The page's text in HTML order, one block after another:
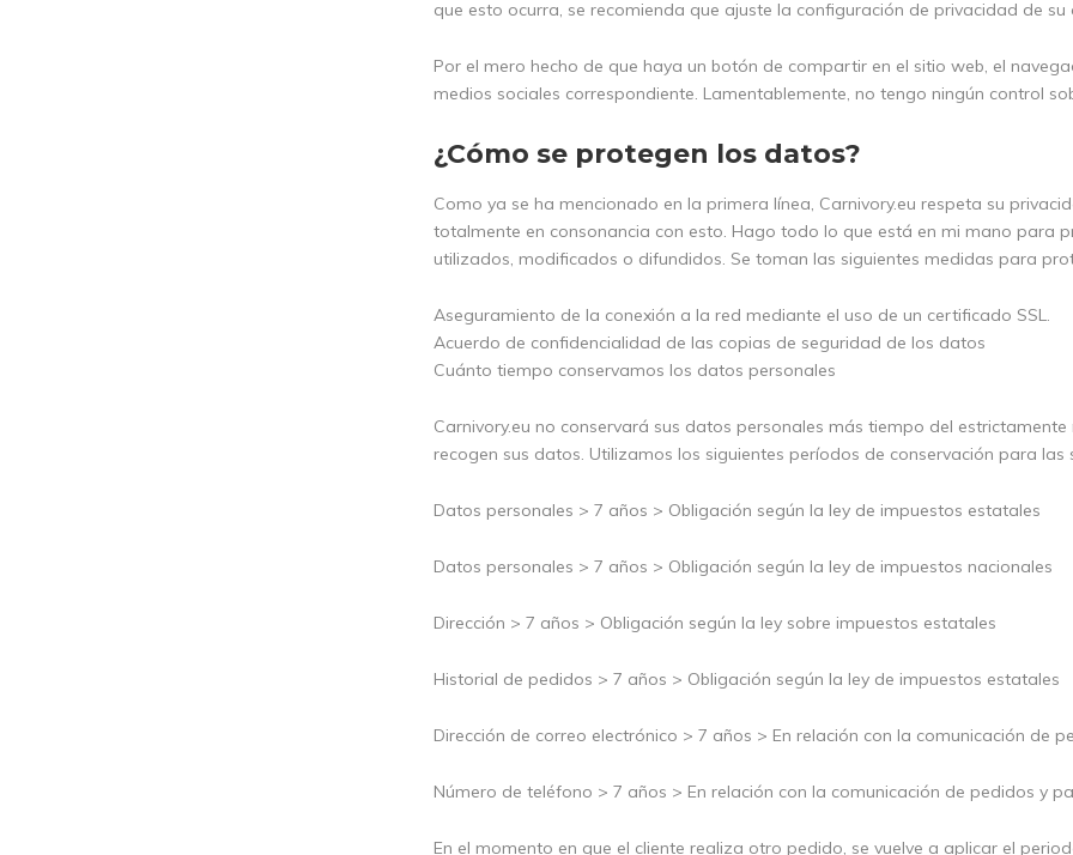
que esto ocurra, se recomienda que ajuste la configuración de privacidad de su
Por el mero hecho de que haya un botón de compartir en el sitio web, el
medios sociales correspondiente. Lamentablemente, no tengo ningún control
¿Cómo se protegen los datos?
Como ya se ha mencionado en la primera línea, Carnivory.eu respeta su
totalmente en consonancia con esto. Hago todo lo que está en mi mano para
utilizados, modificados o difundidos. Se toman las siguientes medidas para
Aseguramiento de la conexión a la red mediante el uso de un certificado SSL.
Acuerdo de confidencialidad de las copias de seguridad de los datos
Cuánto tiempo conservamos los datos personales
Carnivory.eu no conservará sus datos personales más tiempo del
recogen sus datos. Utilizamos los siguientes períodos de conservación para
Datos personales > 7 años > Obligación según la ley de impuestos estatales
Datos personales > 7 años > Obligación según la ley de impuestos nacionales
Dirección > 7 años > Obligación según la ley sobre impuestos estatales
Historial de pedidos > 7 años > Obligación según la ley de impuestos estatales
Dirección de correo electrónico > 7 años > En relación con la comunicación de
Número de teléfono > 7 años > En relación con la comunicación de pedidos y
En el momento en que el cliente realiza otro pedido, se vuelve a aplicar el